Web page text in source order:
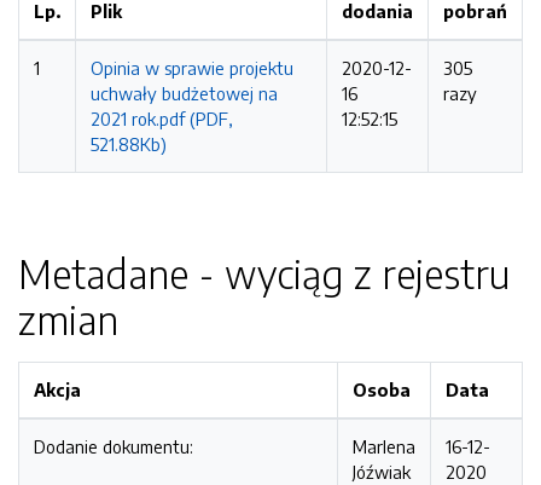
Lp. Plik
dodania
pobrań
1
Opinia w sprawie projektu
uchwały budżetowej na
2021 rok.pdf (PDF,
521.88Kb)
2020-12-
16
12:52:15
305
razy
Metadane - wyciąg z rejestru
zmian
Akcja Osoba Data
Dodanie dokumentu:
Marlena
Jóźwiak
16-12-
2020